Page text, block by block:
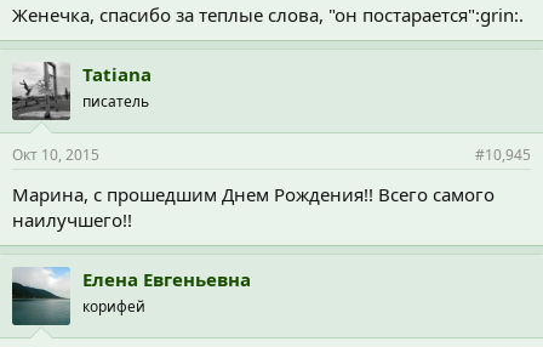
Женечка, спасибо за теплые слова, "он постарается":grin:.
Tatiana
писатель
Окт 10, 2015 #10,945
Марина, с прошедшим Днем Рождения!! Всего самого
наилучшего!!
Елена Евгеньевна
корифей